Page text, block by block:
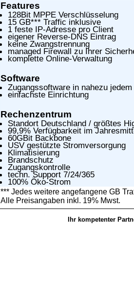
Features
128Bit MPPE Verschlüsselung
15 GB*** Traffic inklusive
1 feste IP-Adresse pro Client
eigener Reverse-DNS Eintrag
keine Zwangstrennung
managed Firewall zu Ihrer
komplette Online-Verwaltung
Software
Zugangssoftware in nahezu
einfachste Einrichtung
Rechenzentrum
Standort Deutschland / größtes
99,9% Verfügbarkeit im
60GBit Backbone
USV gestützte Stromversorgung
Klimatisierung
Brandschutz
Zugangskontrolle
techn. Support 7/24/365
100% Öko-Strom
*** Jedes weitere angefangene GB
Alle Preisangaben inkl. 19% Mwst.
Ihr kompetenter